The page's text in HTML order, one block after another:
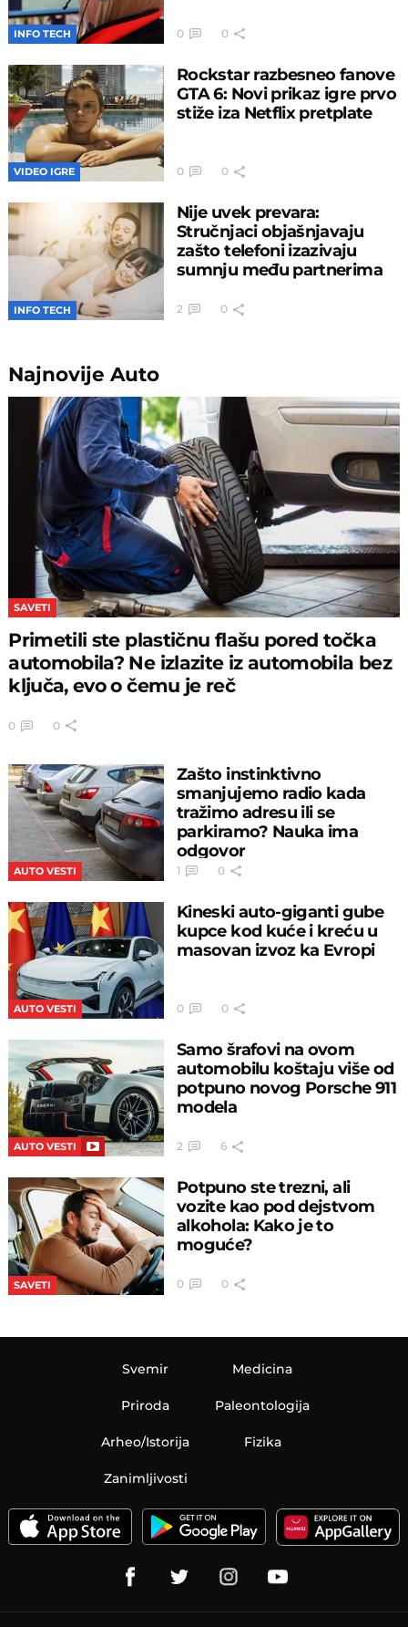
INFO TECH 0 0
VIDEO IGRE
Rockstar razbesneo fanove
GTA 6: Novi prikaz igre prvo
stiže iza Netflix pretplate
0 0
INFO TECH
Nije uvek prevara:
Stručnjaci objašnjavaju
zašto telefoni izazivaju
sumnju među partnerima
2 0
NajnovijeAuto
SAVETI
Primetili ste plastičnu flašu pored točka
automobila? Ne izlazite iz automobila bez
ključa, evo o čemu je reč
0 0
AUTO VESTI
Zašto instinktivno
smanjujemo radio kada
tražimo adresu ili se
parkiramo? Nauka ima
odgovor
1 0
AUTO VESTI
Kineski auto-giganti gube
kupce kod kuće i kreću u
masovan izvoz ka Evropi
0 0
AUTO VESTI
Samo šrafovi na ovom
automobilu koštaju više od
potpuno novog Porsche 911
modela
2 6
SAVETI
Potpuno ste trezni, ali
vozite kao pod dejstvom
alkohola: Kako je to
moguće?
0 0
Svemir
Priroda
Arheo/Istorija
Medicina
Paleontologija
Fizika
Zanimljivosti